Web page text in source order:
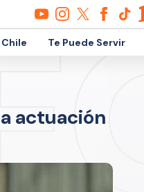
Chile Te Puede Servir
actuación